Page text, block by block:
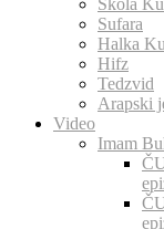
Skola
Sufara
Halka
Hifz
Tedzvid
Arapski
Video
Imam